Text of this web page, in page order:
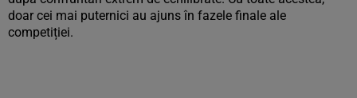
doar cei mai puternici au ajuns în fazele finale ale
competiției.